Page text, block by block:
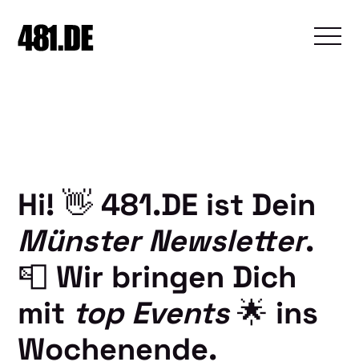
Hi! 👋 481.DE ist Dein
Münster Newsletter.
📮 Wir bringen Dich
mit top Events🌟 ins
Wochenende.